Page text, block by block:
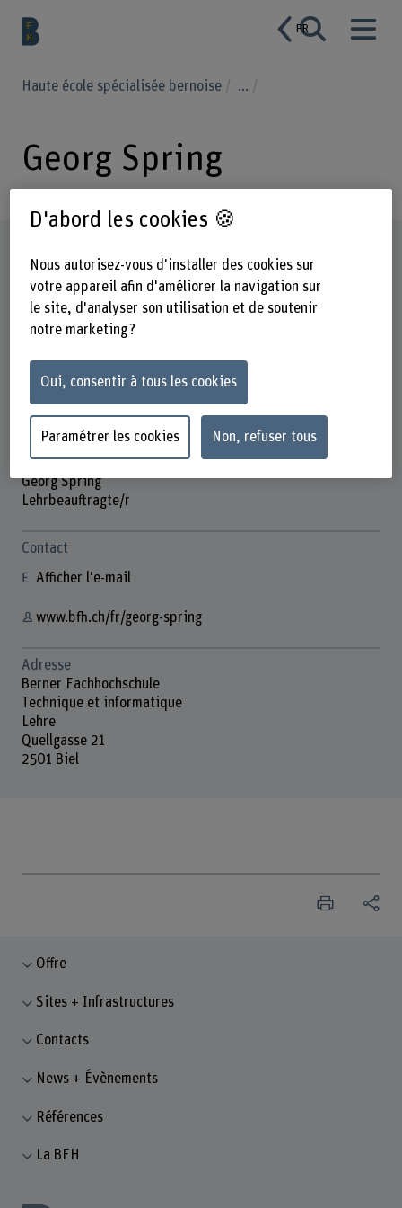
FR
Haute école spécialisée bernoise ...
Georg Spring
Georg Spring
Lehrbeauftragte/r
Contact
Afficher l'e-mail
www.bfh.ch/fr/georg-spring
Adresse
Berner Fachhochschule
Technique et informatique
Lehre
Quellgasse 21
2501 Biel
Offre
Sites + Infrastructures
Contacts
News + Évènements
Références
La BFH
D'abord les cookies 🍪
Nous autorisez-vous d'installer des cookies sur
votre appareil afin d'améliorer la navigation sur
le site, d'analyser son utilisation et de soutenir
notre marketing ?
Oui, consentir à tous les cookies
Paramétrer les cookies Non, refuser tous